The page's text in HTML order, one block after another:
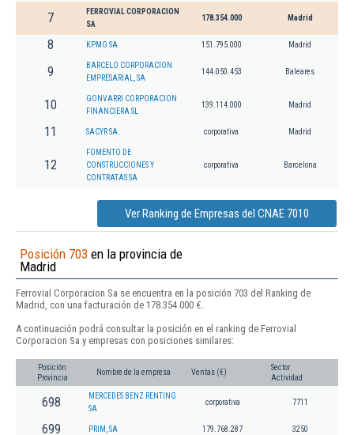
7
FERROVIAL CORPORACION
SA
178.354.000 Madrid
8 KPMG SA 151.795.000 Madrid
9
BARCELO CORPORACION
EMPRESARIAL, SA
144.050.453 Baleares
10
GONVARRI CORPORACION
FINANCIERA SL
139.114.000 Madrid
11 SACYR SA. corporativa Madrid
12
FOMENTO DE
CONSTRUCCIONES Y
CONTRATAS SA
corporativa Barcelona
Ver Ranking de Empresas del CNAE 7010
Posición 703 en la provincia de
Madrid
Ferrovial Corporacion Sa se encuentra en la posición 703 del Ranking de
Madrid, con una facturación de 178.354.000 €.
A continuación podrá consultar la posición en el ranking de Ferrovial
Corporacion Sa y empresas con posiciones similares:
Posición
Provincia
Nombre de la empresa Ventas (€)
Sector
Actividad
698
MERCEDES BENZ RENTING
SA
corporativa 7711
699 PRIM, SA 179.768.287 3250